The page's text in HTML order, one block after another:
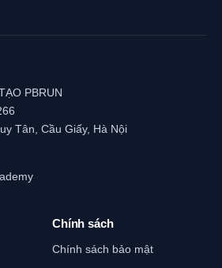
PBRUN
Tân, Cầu Giấy, Hà Nội
Chính sách
Chính sách bảo mật